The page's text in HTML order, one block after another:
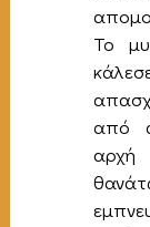
Το
από